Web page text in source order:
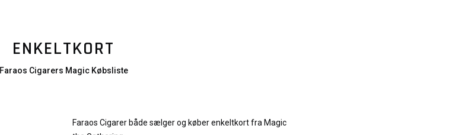
ENKELTKORT
Faraos Cigarers Magic Købsliste
Faraos Cigarer både sælger og køber enkeltkort fra Magic